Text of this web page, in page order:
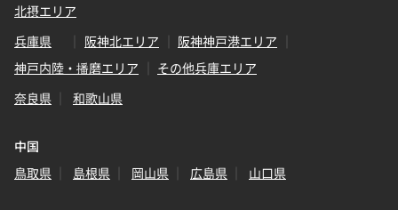
北摂エリア
兵庫県
阪神北エリア
阪神神戸港エリア
神戸内陸・播磨エリア
その他兵庫エリア
奈良県
和歌山県
中国
鳥取県
島根県 岡山県 広島県 山口県